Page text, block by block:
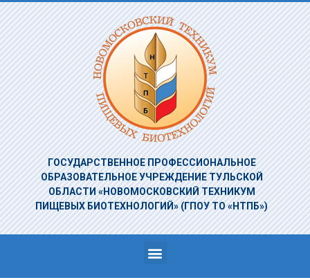
ГОСУДАРСТВЕННОЕ ПРОФЕССИОНАЛЬНОЕ
ОБРАЗОВАТЕЛЬНОЕ УЧРЕЖДЕНИЕТУЛЬСКОЙ
ОБЛАСТИ «НОВОМОСКОВСКИЙ ТЕХНИКУМ
ПИЩЕВЫХ БИОТЕХНОЛОГИЙ» (ГПОУ ТО «НТПБ»)